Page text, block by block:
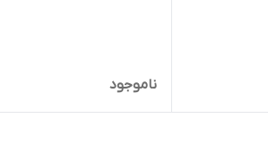
ناموجود